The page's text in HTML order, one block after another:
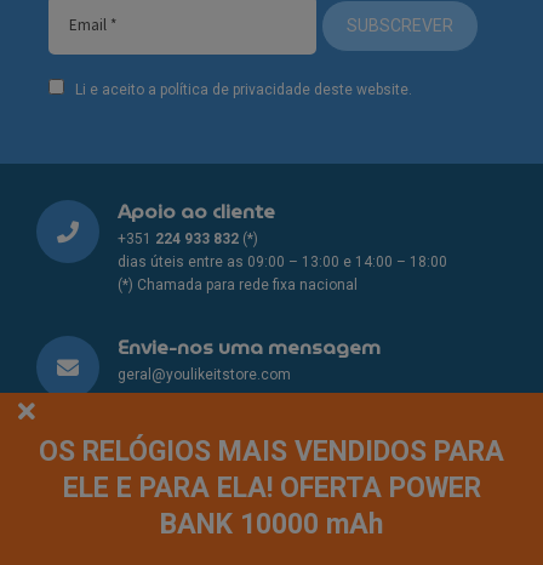
OS RELÓGIOS MAIS VENDIDOS PARA
ELE E PARA ELA! OFERTA POWER
BANK 10000 mAh
SUBSCREVER
Li e aceito a política de privacidade deste website.
Apoio ao cliente
+351 224 933 832 (*)
dias úteis entre as 09:00 – 13:00 e 14:00 – 18:00
(*) Chamada para rede fixa nacional
Envie-nos uma mensagem
geral@youlikeitstore.com
Pagamento seguro
Métodos de pagamento seguros